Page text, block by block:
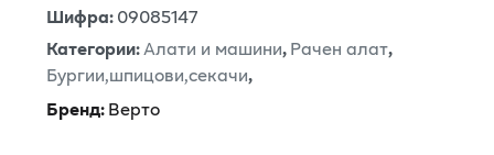
Шифра:09085147
Категории:Алати и машини,Рачен алат,
Бургии,шпицови,секачи,
Бренд:Верто